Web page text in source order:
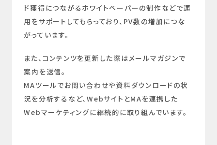
ド獲得につながるホワイトペーパーの制作などで運
用をサポートしてもらっており、PV数の増加につな
がっています。
また、コンテンツを更新した際はメールマガジンで
案内を送信。
MAツールでお問い合わせや資料ダウンロードの状
況を分析するなど、WebサイトとMAを連携した
Webマーケティングに継続的に取り組んでいます。